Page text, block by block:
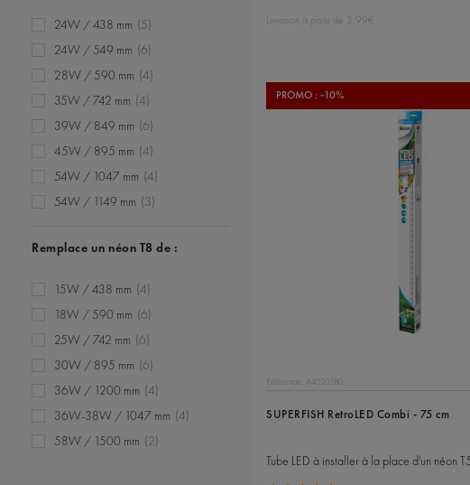
24W / 438 mm (5)
24W / 549 mm (6)
28W / 590 mm (4)
35W / 742 mm (4)
39W / 849 mm (6)
45W / 895 mm (4)
54W / 1047 mm (4)
54W / 1149 mm (3)
80W / 1449 mm
(2)
Remplace un néon T8 de :
15W / 438 mm (4)
18W / 590 mm (6)
25W / 742 mm (6)
30W / 895 mm (6)
36W / 1200 mm (4)
36W-38W / 1047 mm (4)
58W / 1500 mm (2)
Livraison à partir de 3,99€
PROMO : -10%
Référence : A4020380
SUPERFISH RetroLED Combi - 75 cm